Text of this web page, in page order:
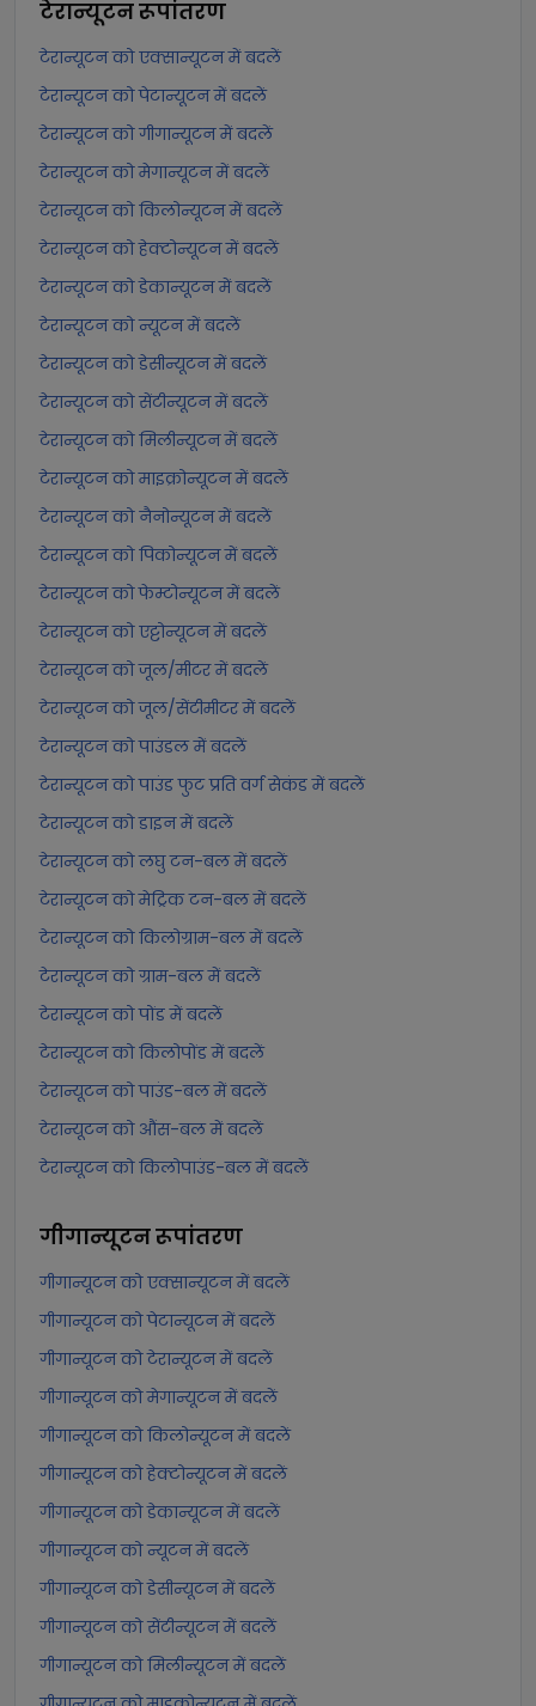
टेरान्यूटनरूपांतरण
टेरान्यूटन को एक्सान्यूटन में बदलें
टेरान्यूटन को पेटान्यूटन में बदलें
टेरान्यूटन को गीगान्यूटन में बदलें
टेरान्यूटन को मेगान्यूटन में बदलें
टेरान्यूटन को किलोन्यूटन में बदलें
टेरान्यूटन को हेक्टोन्यूटन में बदलें
टेरान्यूटन को डेकान्यूटन में बदलें
टेरान्यूटन को न्यूटन में बदलें
टेरान्यूटन को डेसीन्यूटन में बदलें
टेरान्यूटन को सेंटीन्यूटन में बदलें
टेरान्यूटन को मिलीन्यूटन में बदलें
टेरान्यूटन को माइक्रोन्यूटन में बदलें
टेरान्यूटन को नैनोन्यूटन में बदलें
टेरान्यूटन को पिकोन्यूटन में बदलें
टेरान्यूटन को फेम्टोन्यूटन में बदलें
टेरान्यूटन को एट्टोन्यूटन में बदलें
टेरान्यूटन को जूल/मीटर में बदलें
टेरान्यूटन को जूल/सेंटीमीटर में बदलें
टेरान्यूटन को पाउंडल में बदलें
टेरान्यूटन को पाउंड फुट प्रति वर्ग सेकंड में बदलें
टेरान्यूटन को डाइन में बदलें
टेरान्यूटन को लघु टन-बल में बदलें
टेरान्यूटन को मेट्रिक टन-बल में बदलें
टेरान्यूटन को किलोग्राम-बल में बदलें
टेरान्यूटन को ग्राम-बल में बदलें
टेरान्यूटन को पोंड में बदलें
टेरान्यूटन को किलोपोंड में बदलें
टेरान्यूटन को पाउंड-बल में बदलें
टेरान्यूटन को औंस-बल में बदलें
टेरान्यूटन को किलोपाउंड-बल में बदलें
गीगान्यूटनरूपांतरण
गीगान्यूटन को एक्सान्यूटन में बदलें
गीगान्यूटन को पेटान्यूटन में बदलें
गीगान्यूटन को टेरान्यूटन में बदलें
गीगान्यूटन को मेगान्यूटन में बदलें
गीगान्यूटन को किलोन्यूटन में बदलें
गीगान्यूटन को हेक्टोन्यूटन में बदलें
गीगान्यूटन को डेकान्यूटन में बदलें
गीगान्यूटन को न्यूटन में बदलें
गीगान्यूटन को डेसीन्यूटन में बदलें
गीगान्यूटन को सेंटीन्यूटन में बदलें
गीगान्यूटन को मिलीन्यूटन में बदलें